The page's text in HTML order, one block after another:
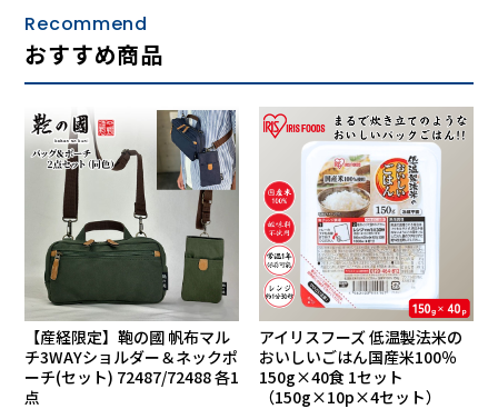
仕入れ、10工程以上の作業の全てを神戸の靴職人が手がけて
います。履き心地のために見えない所にお金をかけ、広告宣
営業努力の積み重ねといえます。
「靴は一日履いて痛かったら二度と買ってもらえない。この
靴より安い中国製と見栄えは一緒でもメイドインジャパンで
日本の職人が作っている。そこは履いてもらったらきっとわ
かってもらえるはず」（金谷社長）。
Recommend
おすすめ商品
【産経限定】鞄の國 帆布マル
チ3WAYショルダー＆ネックポ
ーチ(セット) 72487/72488 各1
点
アイリスフーズ 低温製法米の
おいしいごはん国産米100％
150g×40食 1セット
（150g×10p×4セット）